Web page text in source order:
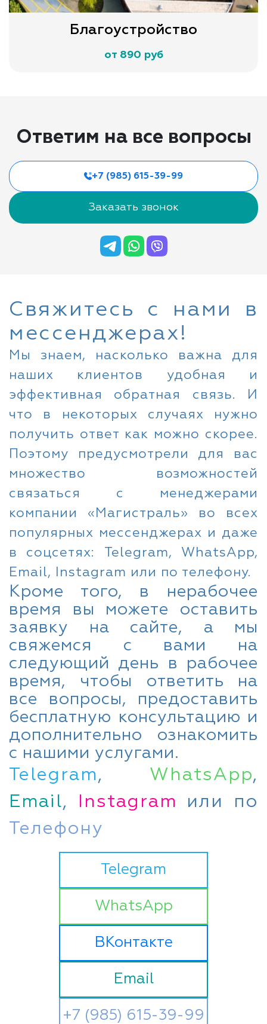
Благоустройство
от 890 руб
Ответим на все вопросы
+7 (985) 615-39-99
Заказать звонок
Свяжитесь с нами в
мессенджерах!
Мы знаем, насколько важна для
наших клиентов удобная и
эффективная обратная связь. И
что в некоторых случаях нужно
получить ответ как можно скорее.
Поэтому предусмотрели для вас
множество возможностей
связаться с менеджерами
компании «Магистраль» во всех
популярных мессенджерах и даже
в соцсетях: Telegram, WhatsApp,
Email, Instagram или по телефону.
Кроме того, в нерабочее
время вы можете оставить
заявку на сайте, а мы
свяжемся с вами на
следующий день в рабочее
время, чтобы ответить на
все вопросы, предоставить
бесплатную консультацию и
дополнительно ознакомить
с нашими услугами.
Telegram, WhatsApp,
Email, Instagram или по
Телефону
Telegram
WhatsApp
ВКонтакте
Email
+7 (985) 615-39-99